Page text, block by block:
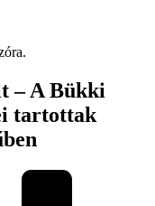
– A Bükki
tartottak